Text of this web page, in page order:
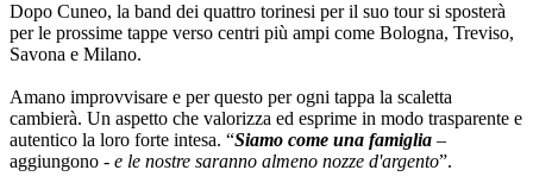
Dopo Cuneo, la band dei quattro torinesi per il suo tour si sposterà
per le prossime tappe verso centri più ampi come Bologna, Treviso,
Savona e Milano.
Amano improvvisare e per questo per ogni tappa la scaletta
cambierà. Un aspetto che valorizza ed esprime in modo trasparente e
autentico la loro forte intesa. “Siamo come una famiglia –
aggiungono - e le nostre saranno almeno nozze d'argento”.